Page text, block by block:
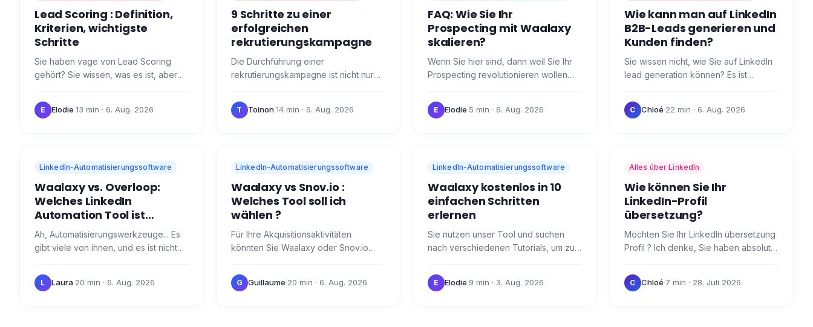
Lead Scoring : Definition,
Kriterien, wichtigste
Schritte
Sie haben vage von Lead Scoring
gehört? Sie wissen, was es ist, aber
Wir erklären es Ihnen hier! Was ist
Lead Scoring?…
E Elodie·13 min · 6. Aug. 2026
9 Schritte zu einer
erfolgreichen
rekrutierungskampagne
Die Durchführung einer
rekrutierungskampagne ist nicht nur
Personalabteilung. 👀 Stellen Sie sich
vor, Sie gewinnen Talente, die über…
T Toinon·14 min · 6. Aug. 2026
FAQ: Wie Sie Ihr
Prospecting mit Waalaxy
skalieren?
Wenn Sie hier sind, dann weil Sie Ihr
Prospecting revolutionieren wollen
unserer Revolution gehört: Waalaxy.
😜 Hier sind die…
E Elodie·5 min · 6. Aug. 2026
Wie kann man auf LinkedIn
B2B-Leads generieren und
Kunden finden?
Sie wissen nicht, wie Sie auf LinkedIn
lead generation können? Es ist
Ihr Unternehmen auf den Weg zu
bringen! 🚀 Bevor…
C Chloé·22 min · 6. Aug. 2026
LinkedIn-Automatisierungssoftware
Waalaxy vs. Overloop:
Welches LinkedIn
Automation Tool ist
besser?
Ah, Automatisierungswerkzeuge... Es
gibt viele von ihnen, und es ist nicht
Heute möchte ich es Ihnen mit einem
kleinen…
L Laura·20 min · 6. Aug. 2026
LinkedIn-Automatisierungssoftware
Waalaxy vs Snov.io :
Welches Tool soll ich
wählen ?
Für Ihre Akquisitionsaktivitäten
könnten Sie Waalaxy oder Snov.io
Merkmale dieser beiden Tools, ihre
Gemeinsamkeiten und…
G Guillaume·20 min · 6. Aug. 2026
LinkedIn-Automatisierungssoftware
Waalaxy kostenlos in 10
einfachen Schritten
erlernen
Sie nutzen unser Tool und suchen
nach verschiedenen Tutorials, um zu
ausbilden lassen kann? 💌 Wenn Sie
Waalaxy nutzen und…
E Elodie·9 min · 3. Aug. 2026
Alles über LinkedIn
Wie können Sie Ihr
LinkedIn-Profil
übersetzung?
Möchten Sie Ihr LinkedIn übersetzung
Profil ? Ich denke, Sie haben absolut
Ihres LinkedIn-Profils ist ein Mehrwert
für Sie:…
C Chloé·7 min · 28. Juli 2026